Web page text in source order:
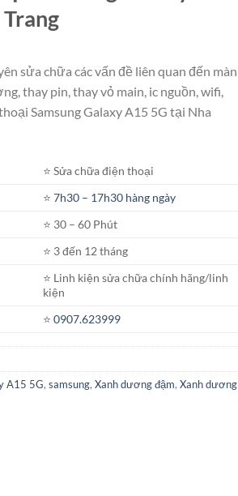
sửa chữa các vấn đề liên quan đến màn
thay pin, thay vỏ main, ic nguồn, wifi,
Samsung Galaxy A15 5G tại Nha
⭐️ Sửa chữa điện thoại
⭐️7h30 – 17h30 hàng ngày
⭐️ 30 – 60 Phút
⭐️ 3 đến 12 tháng
⭐️ Linh kiện sửa chữa chính hãng/linh
kiện
⭐️0907.623999
A15 5G, samsung, Xanh dương đậm, Xanh dương